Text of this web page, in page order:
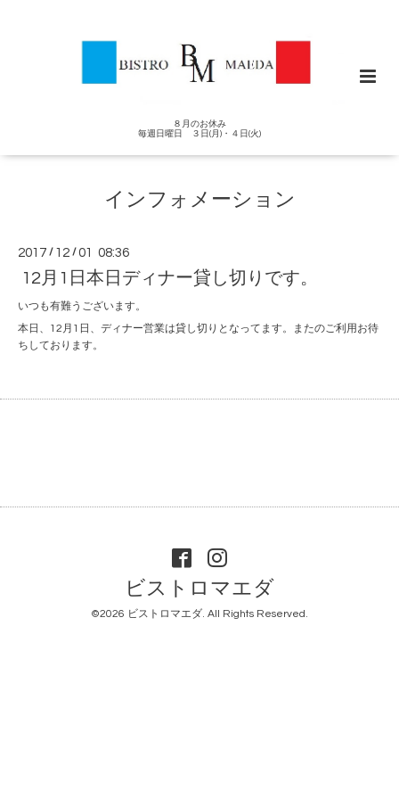
８月のお休み
毎週日曜日 ３日(月)・４日(火)
インフォメーション
2017 / 12 /01 08:36
12月1日本日ディナー貸し切りです。
いつも有難うございます。
本日、12月1日、ディナー営業は貸し切りとなってます。またのご利用お待
ちしております。
ビストロマエダ
©2026 ビストロマエダ. All Rights Reserved.